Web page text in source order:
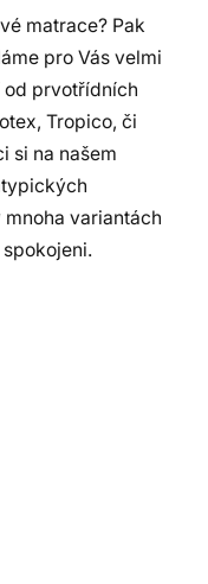
matrace? Pak
pro Vás velmi
prvotřídních
Tropico, či
si na našem
variantách